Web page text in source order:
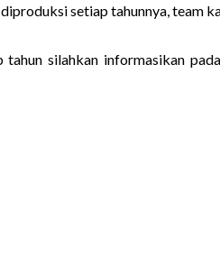
setiap tahunnya, team
silahkan informasikan